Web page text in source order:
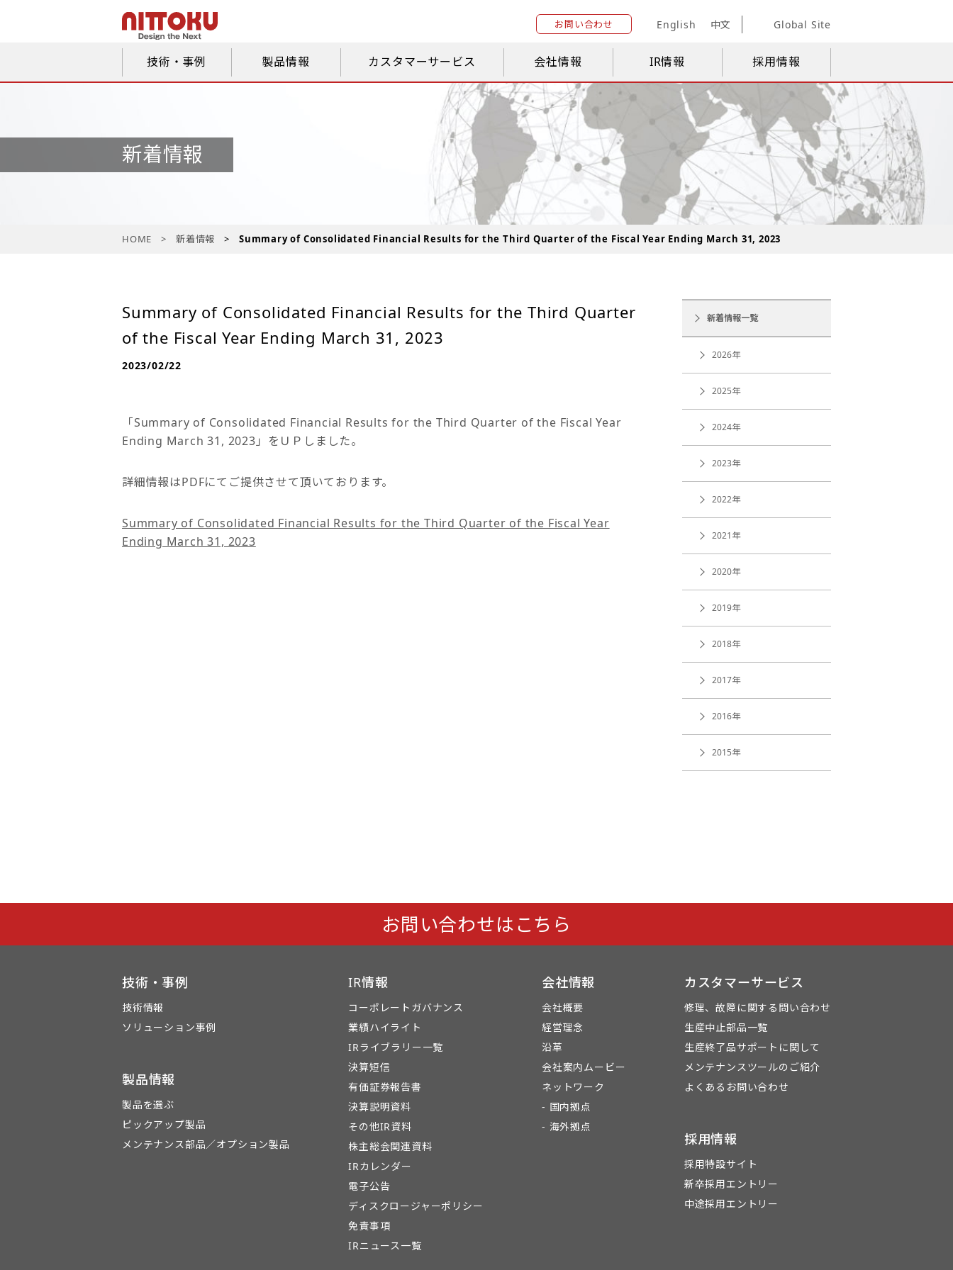
お問い合わせ English 中文 Global Site
技術・事例 製品情報 カスタマーサービス 会社情報 IR情報 採用情報
新着情報
HOME 新着情報 Summary of Consolidated Financial Results for the Third Quarter of the Fiscal Year Ending March 31, 2023
Summary of Consolidated Financial Results for the Third Quarter
of the Fiscal Year Ending March 31, 2023
2023/02/22
「Summary of Consolidated Financial Results for the Third Quarter of the Fiscal Year
Ending March 31, 2023」をＵＰしました。
詳細情報はPDFにてご提供させて頂いております。
Summary of Consolidated Financial Results for the Third Quarter of the Fiscal Year
Ending March 31, 2023
新着情報一覧
2026年
2025年
2024年
2023年
2022年
2021年
2020年
2019年
2018年
2017年
2016年
2015年
お問い合わせはこちら
技術・事例
技術情報
ソリューション事例
製品情報
製品を選ぶ
ピックアップ製品
メンテナンス部品／オプション製品
IR情報
コーポレートガバナンス
業績ハイライト
IRライブラリー一覧
決算短信
有価証券報告書
決算説明資料
その他IR資料
株主総会関連資料
IRカレンダー
電子公告
ディスクロージャーポリシー
免責事項
IRニュース一覧
会社情報
会社概要
経営理念
沿革
会社案内ムービー
ネットワーク
- 国内拠点
- 海外拠点
カスタマーサービス
修理、故障に関する問い合わせ
生産中止部品一覧
生産終了品サポートに関して
メンテナンスツールのご紹介
よくあるお問い合わせ
採用情報
採用特設サイト
新卒採用エントリー
中途採用エントリー